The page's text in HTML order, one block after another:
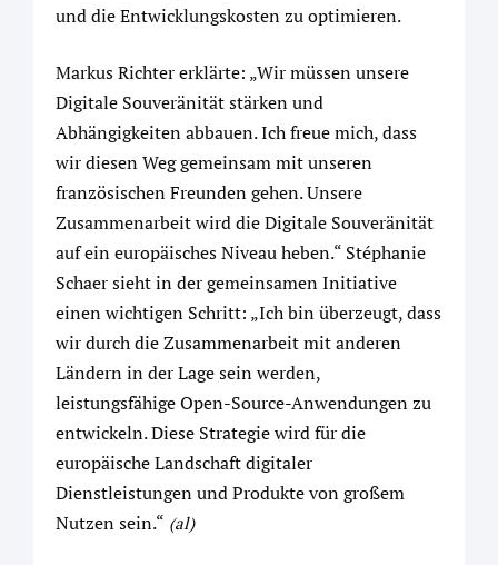
und die Entwicklungskosten zu optimieren.
Markus Richter erklärte: „Wir müssen unsere
Digitale Souveränität stärken und
Abhängigkeiten abbauen. Ich freue mich, dass
wir diesen Weg gemeinsam mit unseren
französischen Freunden gehen. Unsere
Zusammenarbeit wird die Digitale Souveränität
auf ein europäisches Niveau heben.“ Stéphanie
Schaer sieht in der gemeinsamen Initiative
einen wichtigen Schritt: „Ich bin überzeugt, dass
wir durch die Zusammenarbeit mit anderen
Ländern in der Lage sein werden,
leistungsfähige Open-Source-Anwendungen zu
entwickeln. Diese Strategie wird für die
europäische Landschaft digitaler
Dienstleistungen und Produkte von großem
Nutzen sein.“ (al)